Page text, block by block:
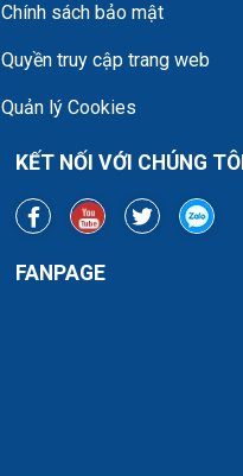
Chính sách bảo mật
Quyền truy cập trang web
Quản lý Cookies
KẾT NỐI VỚI CHÚNG TÔI
FANPAGE